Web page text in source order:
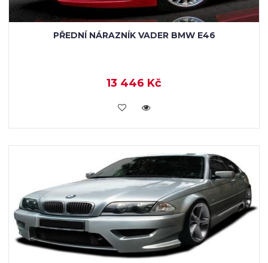
PŘEDNÍ NÁRAZNÍK VADER BMW E46
13 446 Kč
KOUPIT